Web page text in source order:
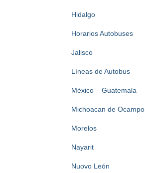
Hidalgo
Horarios Autobuses
Jalisco
Líneas de Autobus
México – Guatemala
Michoacan de Ocampo
Morelos
Nayarit
Nuovo León